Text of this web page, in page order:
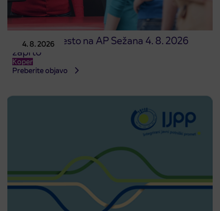
4. 8. 2026
Prodajno mesto na AP Sežana 4. 8. 2026
zaprto
Koper
Preberite objavo